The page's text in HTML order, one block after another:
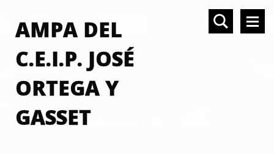
AMPA DEL
C.E.I.P. JOSÉ
ORTEGA Y
GASSET